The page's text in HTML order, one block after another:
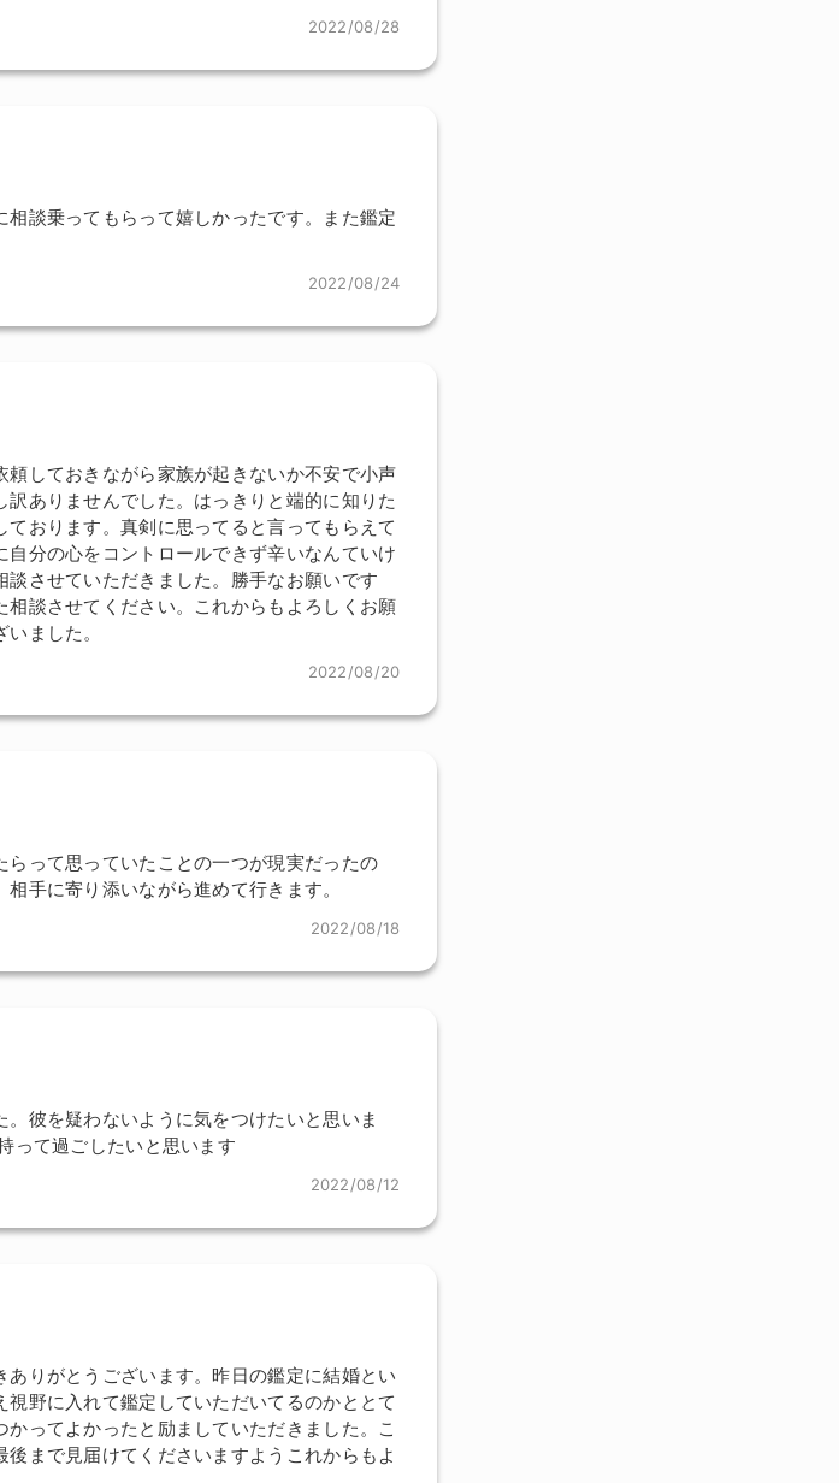
2022/08/28
談乗ってもらって嬉しかったです。また鑑定
2022/08/24
しておきながら家族が起きないか不安で小声
ありませんでした。はっきりと端的に知りた
おります。真剣に思ってると言ってもらえて
分の心をコントロールできず辛いなんていけ
させていただきました。勝手なお願いです
談させてください。これからもよろしくお願
ました。
2022/08/20
って思っていたことの一つが現実だったの
手に寄り添いながら進めて行きます。
2022/08/18
彼を疑わないように気をつけたいと思いま
って過ごしたいと思います
2022/08/12
りがとうございます。昨日の鑑定に結婚とい
野に入れて鑑定していただいてるのかととて
ってよかったと励ましていただきました。こ
まで見届けてくださいますようこれからもよ